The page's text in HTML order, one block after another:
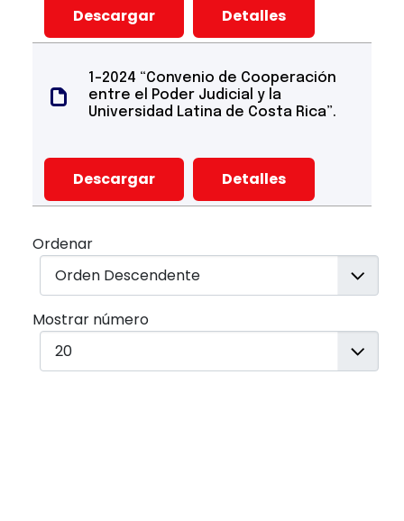
Descargar Detalles
1-2024 “Convenio de Cooperación
entre el Poder Judicial y la
Universidad Latina de Costa Rica”.
Descargar Detalles
Ordenar
Mostrar número